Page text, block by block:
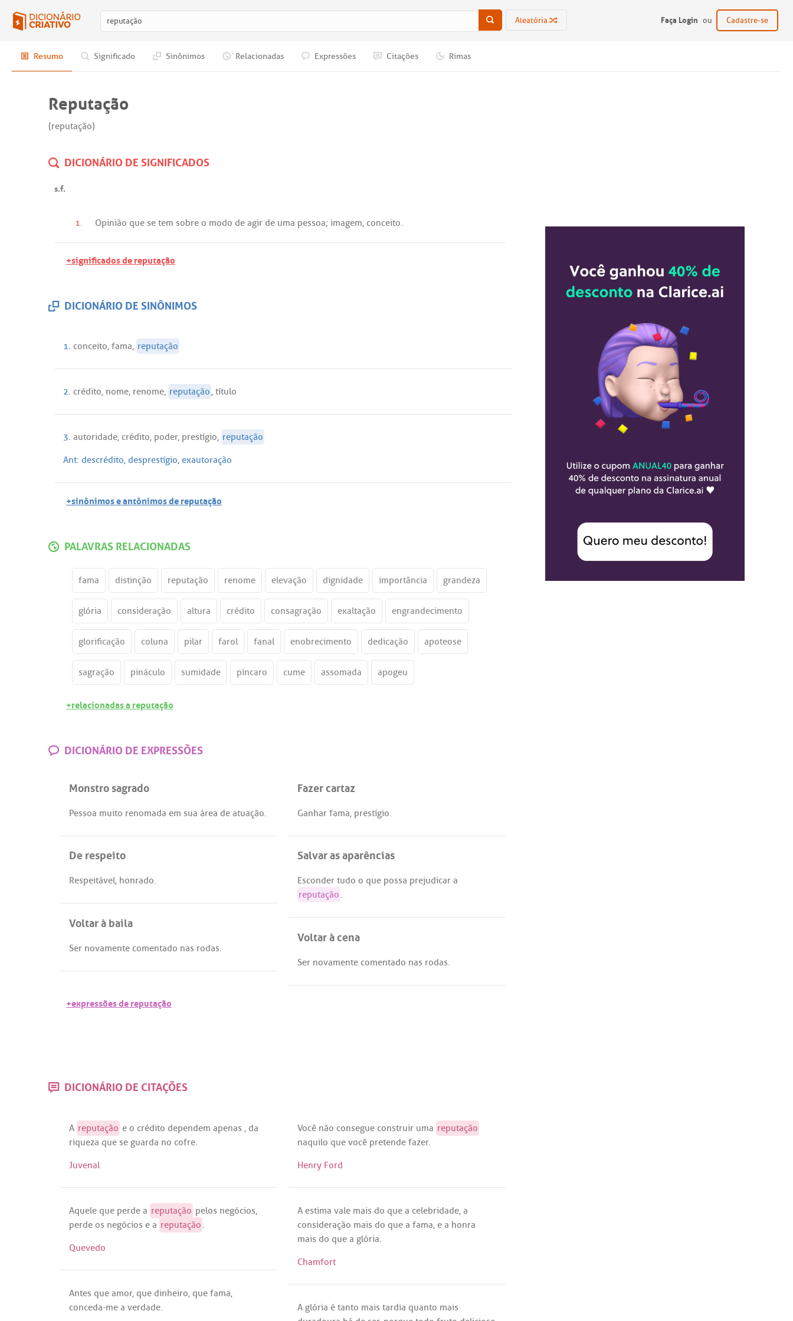
Aleatória Faça Login ou Cadastre-se
Resumo Significado Sinônimos Relacionadas Expressões Citações Rimas
Reputação
(reputação)
DICIONÁRIO DE SIGNIFICADOS
s.f.
1. Opinião que se tem sobre o modo de agir de uma pessoa; imagem, conceito.
+significados de reputação
DICIONÁRIO DE SINÔNIMOS
1. conceito, fama, reputação
2. crédito, nome, renome, reputação, título
3. autoridade, crédito, poder, prestígio, reputação
Ant: descrédito, desprestígio, exautoração
+sinônimos e antônimos de reputação
PALAVRAS RELACIONADAS
fama distinção reputação renome elevação dignidade importância grandeza
glória consideração altura crédito consagração exaltação engrandecimento
glorificação coluna pilar farol fanal enobrecimento dedicação apoteose
sagração pináculo sumidade píncaro cume assomada apogeu
+relacionadas a reputação
DICIONÁRIO DE EXPRESSÕES
Monstro sagrado
Pessoa muito renomada em sua área de atuação.
Fazer cartaz
Ganhar fama, prestígio.
De respeito
Respeitável, honrado.
Salvar as aparências
Esconder tudo o que possa prejudicar a
reputação .
Voltar à baila
Ser novamente comentado nas rodas.
Voltar à cena
Ser novamente comentado nas rodas.
+expressões de reputação
DICIONÁRIO DE CITAÇÕES
A reputação e o crédito dependem apenas , da
riqueza que se guarda no cofre.
Juvenal
Você não consegue construir uma reputação
naquilo que você pretende fazer.
Henry Ford
Aquele que perde a reputação pelos negócios,
perde os negócios e a reputação .
Quevedo
A estima vale mais do que a celebridade, a
consideração mais do que a fama, e a honra
mais do que a glória.
Chamfort
Antes que amor, que dinheiro, que fama,
conceda-me a verdade. A glória é tanto mais tardia quanto mais